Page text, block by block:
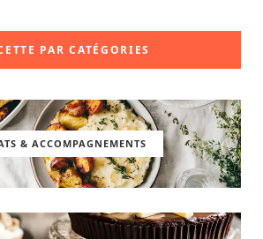
PAR CATÉGORIES
& ACCOMPAGNEMENTS